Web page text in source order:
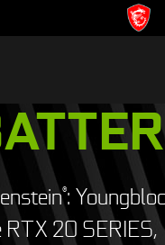
®:
RTX 20 SERIES,